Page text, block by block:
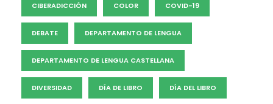
CIBERADICCIÓN COLOR COVID-19
DEBATE DEPARTAMENTO DE LENGUA
DEPARTAMENTO DE LENGUA CASTELLANA
DIVERSIDAD DÍA DE LIBRO DÍA DEL LIBRO